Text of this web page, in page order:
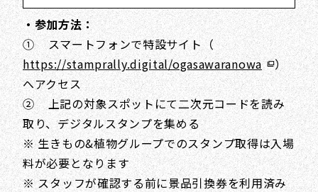
・参加方法：
① スマートフォンで特設サイト（
https://stamprally.digital/ogasawaranowa
）
へアクセス
② 上記の対象スポットにて二次元コードを読み
取り、デジタルスタンプを集める
※ 生きもの&植物グループでのスタンプ取得は入場
料が必要となります
※ スタッフが確認する前に景品引換券を利用済み